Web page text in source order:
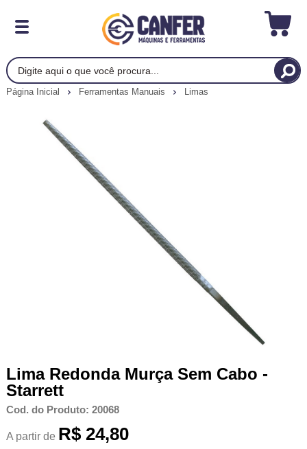
Página Inicial Ferramentas Manuais Limas
Lima Redonda Murça Sem Cabo -
Starrett
Cod. do Produto: 20068
A partir de R$ 24,80